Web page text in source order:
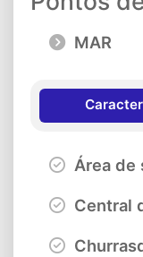
MAR
Área de
Central